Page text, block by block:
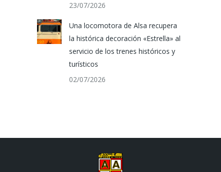
23/07/2026
Una locomotora de Alsa recupera
la histórica decoración «Estrella» al
servicio de los trenes históricos y
turísticos
02/07/2026